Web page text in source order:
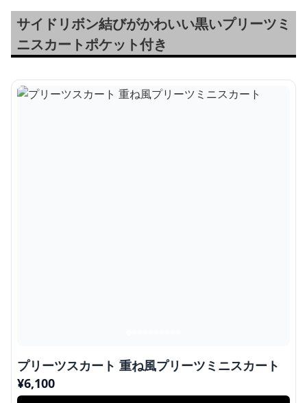
サイドリボン結びがかわいい黒いプリーツミ
ニスカートポケット付き
プリーツスカート 重ね風プリーツミニスカート
¥6,100